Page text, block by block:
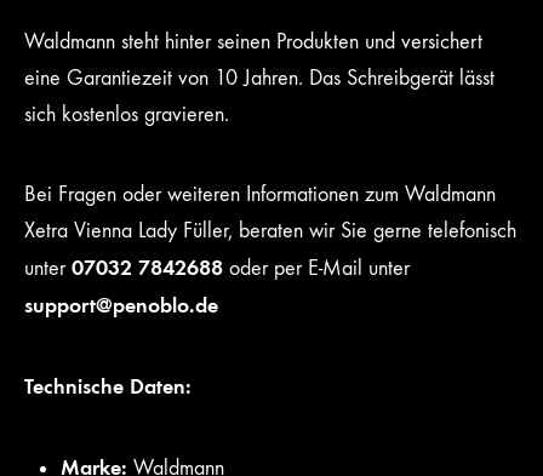
Waldmann steht hinter seinen Produkten und versichert
eine Garantiezeit von 10 Jahren. Das Schreibgerät lässt
sich kostenlos gravieren.
Bei Fragen oder weiteren Informationen zum Waldmann
Xetra Vienna Lady Füller, beraten wir Sie gerne telefonisch
unter07032 7842688 oder per E-Mail unter
support@penoblo.de
Technische Daten:
Marke: Waldmann